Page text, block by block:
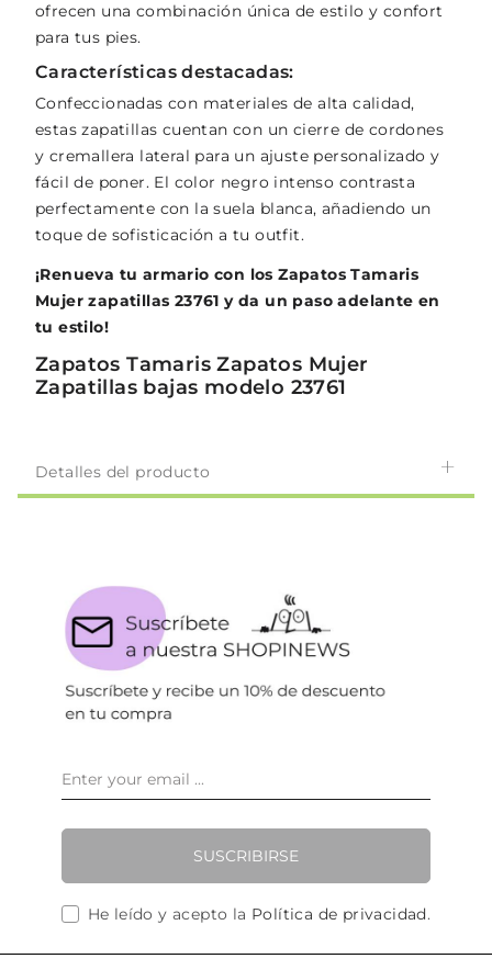
ofrecen una combinación única de estilo y confort
para tus pies.
Características destacadas:
Confeccionadas con materiales de alta calidad,
estas zapatillas cuentan con un cierre de cordones
y cremallera lateral para un ajuste personalizado y
fácil de poner. El color negro intenso contrasta
perfectamente con la suela blanca, añadiendo un
toque de sofisticación a tu outfit.
¡Renueva tu armario con los Zapatos Tamaris
Mujer zapatillas 23761 y da un paso adelante en
tu estilo!
Zapatos Tamaris Zapatos Mujer
Zapatillas bajas modelo 23761
Detalles del producto
SUSCRIBIRSE
He leído y acepto la Política de privacidad.